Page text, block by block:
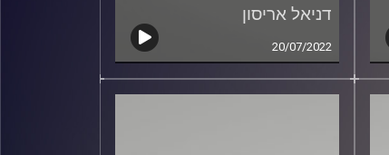
דניאל אריסון
20/07/2022